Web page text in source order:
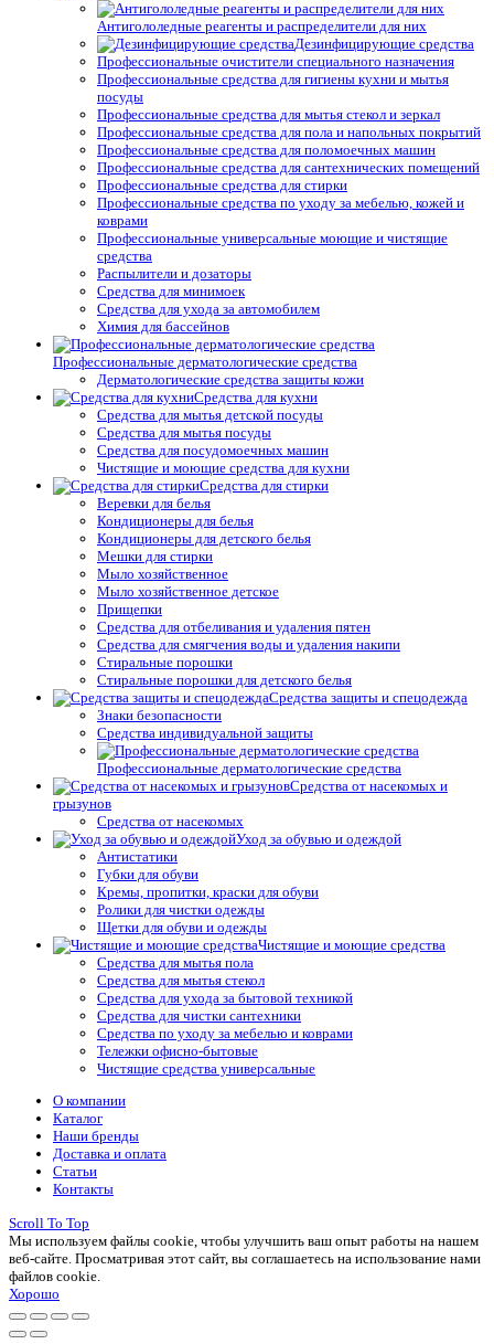
Антигололедные реагенты и распределители для них
Дезинфицирующие средства
Профессиональные очистители специального назначения
Профессиональные средства для гигиены кухни и мытья
посуды
Профессиональные средства для мытья стекол и зеркал
Профессиональные средства для пола и напольных покрытий
Профессиональные средства для поломоечных машин
Профессиональные средства для сантехнических помещений
Профессиональные средства для стирки
Профессиональные средства по уходу за мебелью, кожей и
коврами
Профессиональные универсальные моющие и чистящие
средства
Распылители и дозаторы
Средства для минимоек
Средства для ухода за автомобилем
Химия для бассейнов
Профессиональные дерматологические средства
Дерматологические средства защиты кожи
Средства для кухни
Средства для мытья детской посуды
Средства для мытья посуды
Средства для посудомоечных машин
Чистящие и моющие средства для кухни
Средства для стирки
Веревки для белья
Кондиционеры для белья
Кондиционеры для детского белья
Мешки для стирки
Мыло хозяйственное
Мыло хозяйственное детское
Прищепки
Средства для отбеливания и удаления пятен
Средства для смягчения воды и удаления накипи
Стиральные порошки
Стиральные порошки для детского белья
Средства защиты и спецодежда
Знаки безопасности
Средства индивидуальной защиты
Профессиональные дерматологические средства
Средства от насекомых и
грызунов
Средства от насекомых
Уход за обувью и одеждой
Антистатики
Губки для обуви
Кремы, пропитки, краски для обуви
Ролики для чистки одежды
Щетки для обуви и одежды
Чистящие и моющие средства
Средства для мытья пола
Средства для мытья стекол
Средства для ухода за бытовой техникой
Средства для чистки сантехники
Средства по уходу за мебелью и коврами
Тележки офисно-бытовые
Чистящие средства универсальные
О компании
Каталог
Наши бренды
Доставка и оплата
Статьи
Контакты
Scroll To Top
Мы используем файлы cookie, чтобы улучшить ваш опыт работы на нашем
веб-сайте. Просматривая этот сайт, вы соглашаетесь на использование нами
файлов cookie.
Хорошо